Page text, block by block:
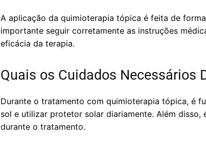
A aplicação da quimioterapia tópica é feita de
importante seguir corretamente as instruções
eficácia da terapia.
Quais os Cuidados Necessários
Durante o tratamento com quimioterapia tópica, é
sol e utilizar protetor solar diariamente. Além
durante o tratamento.